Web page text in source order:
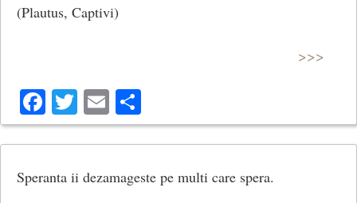
(Plautus, Captivi)
>>>
Facebook
Twitter
Email
Speranta ii dezamageste pe multi care spera.